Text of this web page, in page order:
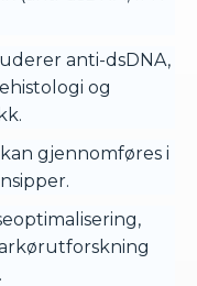
anti-dsDNA,
og
gjennomføres i